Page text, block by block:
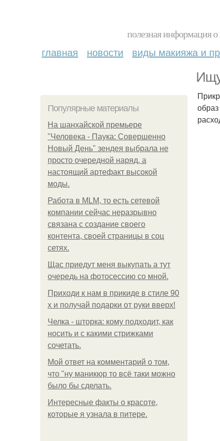
полезная информация
главная новости виды макияжа и
Популярные материалы
На шанхайской премьере
"Человека - Паука: Совершенно
Новый День" зендея выбрала не
просто очередной наряд, а
настоящий артефакт высокой
моды.
Работа в MLM, то есть сетевой
компании сейчас неразрывно
связана с создание своего
контента, своей страницы в соц
сетях.
Щас приедут меня выкупать а тут
очередь на фотосессию со мной.
Приходи к нам в прикиде в стиле 90
х и получай подарки от руки вверх!
Челка - шторка: кому подходит, как
носить и с какими стрижками
сочетать.
Мой ответ на комментарий о том,
что "ну маникюр то всё таки можно
было бы сделать.
Интересные факты о красоте,
которые я узнала в питере.